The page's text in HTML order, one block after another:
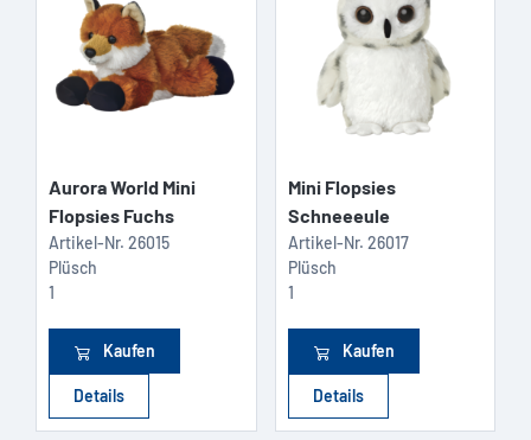
Aurora World Mini
Flopsies Fuchs
Artikel-Nr. 26015
Plüsch
1
Kaufen
Details
Mini Flopsies
Schneeeule
Artikel-Nr. 26017
Plüsch
1
Kaufen
Details